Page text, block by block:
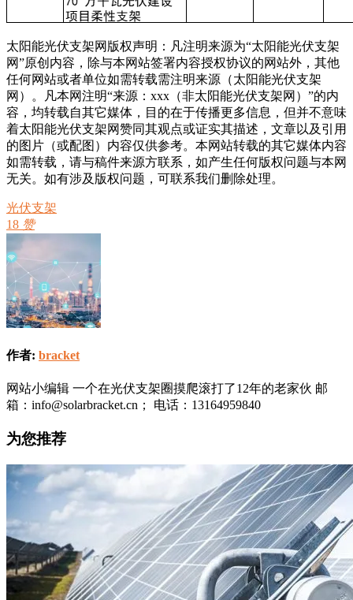
太阳能光伏支架网版权声明：凡注明来源为“太阳能光伏支架
网”原创内容，除与本网站签署内容授权协议的网站外，其他
任何网站或者单位如需转载需注明来源（太阳能光伏支架
网）。凡本网注明“来源：xxx（非太阳能光伏支架网）”的内
容，均转载自其它媒体，目的在于传播更多信息，但并不意味
着太阳能光伏支架网赞同其观点或证实其描述，文章以及引用
的图片（或配图）内容仅供参考。本网站转载的其它媒体内容
如需转载，请与稿件来源方联系，如产生任何版权问题与本网
无关。如有涉及版权问题，可联系我们删除处理。
光伏支架
18 赞
作者: bracket
网站小编辑 一个在光伏支架圈摸爬滚打了12年的老家伙 邮
箱：info@solarbracket.cn； 电话：13164959840
为您推荐